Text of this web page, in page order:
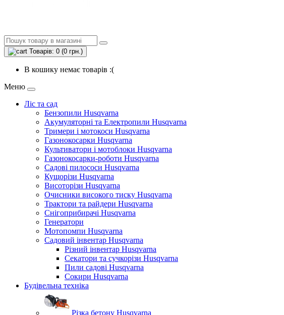
Товарів: 0 (0 грн.)
В кошику немає товарів :(
Меню
Ліс та сад
Бензопили Husqvarna
Акумуляторні та Електропили Husqvarna
Тримери і мотокоси Husqvarna
Газонокосарки Husqvarna
Культиватори і мотоблоки Husqvarna
Газонокосарки-роботи Husqvarna
Садові пилососи Husqvarna
Кущорізи Husqvarna
Висоторізи Husqvarna
Очисники високого тиску Husqvarna
Трактори та райдери Husqvarna
Снігоприбирачі Husqvarna
Генератори
Мотопомпи Husqvarna
Садовий інвентар Husqvarna
Різний інвентар Husqvarna
Секатори та сучкорізи Husqvarna
Пили садові Husqvarna
Сокири Husqvarna
Будівельна техніка
Різка бетону Husqvarna